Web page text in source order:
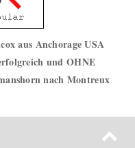
aus Anchorage USA
und OHNE
nach Montreux